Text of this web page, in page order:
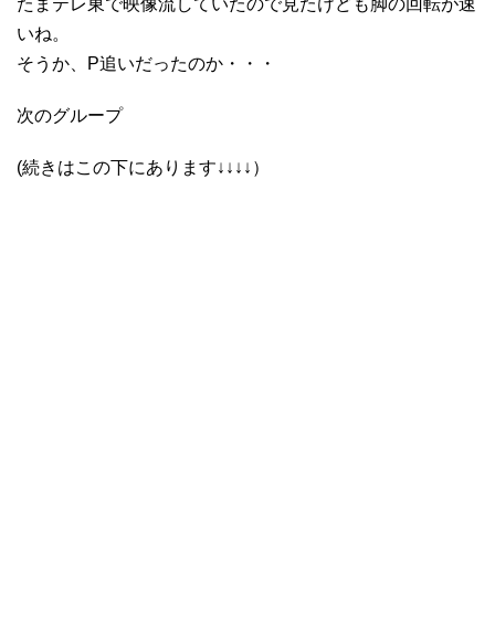
いね。
そうか、P追いだったのか・・・
次のグループ
(続きはこの下にあります↓↓↓↓）